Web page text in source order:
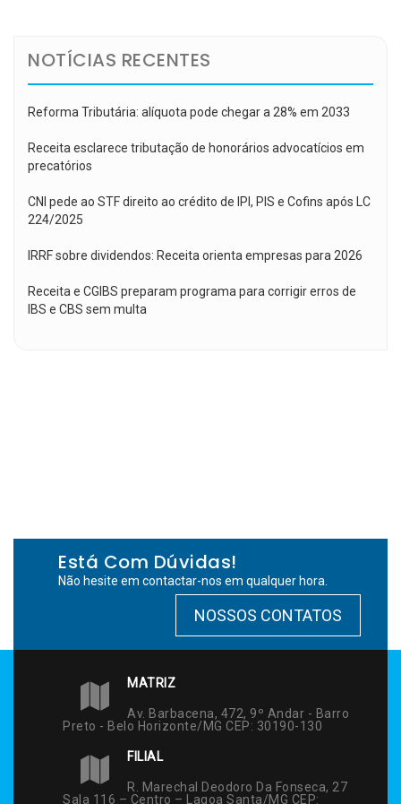
NOTÍCIAS RECENTES
Reforma Tributária: alíquota pode chegar a 28% em 2033
Receita esclarece tributação de honorários advocatícios em
precatórios
CNI pede ao STF direito ao crédito de IPI, PIS e Cofins após LC
224/2025
IRRF sobre dividendos: Receita orienta empresas para 2026
Receita e CGIBS preparam programa para corrigir erros de
IBS e CBS sem multa
Está Com Dúvidas!
Não hesite em contactar-nos em qualquer hora.
NOSSOS CONTATOS
MATRIZ
Av. Barbacena, 472, 9º Andar - Barro
Preto - Belo Horizonte/MG CEP: 30190-130
FILIAL
R. Marechal Deodoro Da Fonseca, 27
Sala 116 – Centro – Lagoa Santa/MG CEP: